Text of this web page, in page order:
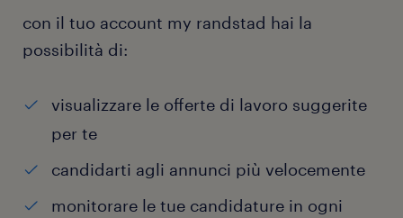
con il tuo account my randstad hai la
possibilità di:
visualizzare le offerte di lavoro suggerite
per te
candidarti agli annunci più velocemente
monitorare le tue candidature in ogni